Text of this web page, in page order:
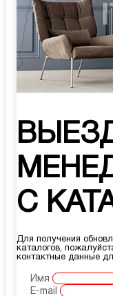
С
Для получения
каталогов,
контактные данные
Имя
E-mail